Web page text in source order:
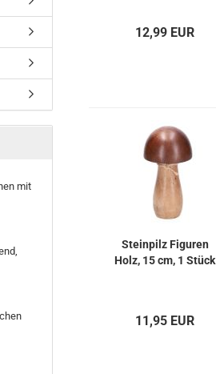
12,99 EUR
Steinpilz Figuren
Holz, 15 cm, 1 Stück
11,95 EUR
mit